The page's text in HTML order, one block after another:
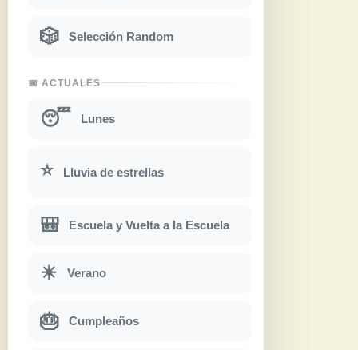
🎲 Selección Random
📅 ACTUALES
😴 Lunes
⭐ Lluvia de estrellas
🎒 Escuela y Vuelta a la Escuela
☀ Verano
🎂 Cumpleaños